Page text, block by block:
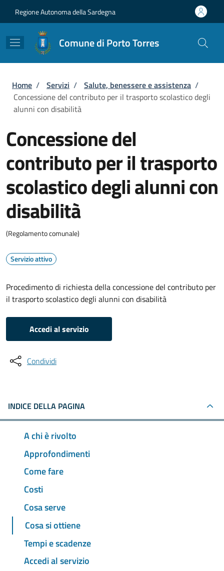
Regione Autonoma della Sardegna
Comune di Porto Torres
Briciole di pane
Home / Servizi / Salute, benessere e assistenza /
Concessione del contributo per il trasporto scolastico degli
alunni con disabilità
Concessione del
contributo per il trasporto
scolastico degli alunni con
disabilità
(Regolamento comunale)
Servizio attivo
Procedimento di richiesta della concessione del contributo per
il trasporto scolastico degli alunni con disabilità
Accedi al servizio
Condividi
INDICE DELLA PAGINA
A chi è rivolto
Approfondimenti
Come fare
Costi
Cosa serve
Cosa si ottiene
Tempi e scadenze
Accedi al servizio